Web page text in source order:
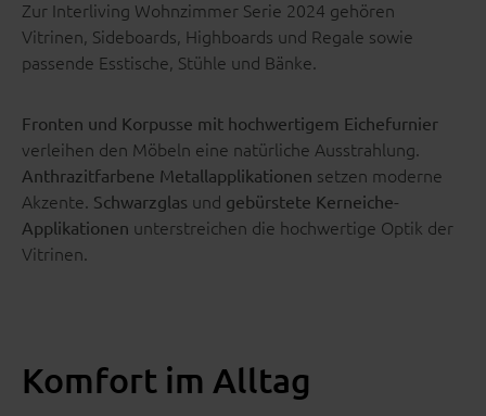
Zur Interliving Wohnzimmer Serie 2024 gehören
Vitrinen, Sideboards, Highboards und Regale sowie
passende Esstische, Stühle und Bänke.
Fronten und Korpusse mit hochwertigem Eichefurnier
verleihen den Möbeln eine natürliche Ausstrahlung.
Anthrazitfarbene Metallapplikationen setzen moderne
Akzente. Schwarzglas und gebürstete Kerneiche-
Applikationen unterstreichen die hochwertige Optik der
Vitrinen.
Komfort im Alltag